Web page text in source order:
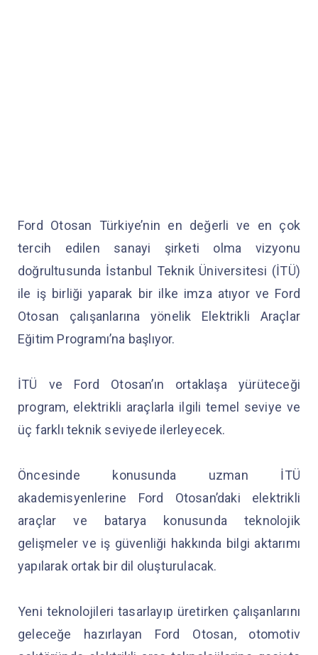
Ford Otosan Türkiye’nin en değerli ve en çok
tercih edilen sanayi şirketi olma vizyonu
doğrultusunda İstanbul Teknik Üniversitesi (İTÜ)
ile iş birliği yaparak bir ilke imza atıyor ve Ford
Otosan çalışanlarına yönelik Elektrikli Araçlar
Eğitim Programı’na başlıyor.
İTÜ ve Ford Otosan’ın ortaklaşa yürüteceği
program, elektrikli araçlarla ilgili temel seviye ve
üç farklı teknik seviyede ilerleyecek.
Öncesinde konusunda uzman İTÜ
akademisyenlerine Ford Otosan’daki elektrikli
araçlar ve batarya konusunda teknolojik
gelişmeler ve iş güvenliği hakkında bilgi aktarımı
yapılarak ortak bir dil oluşturulacak.
Yeni teknolojileri tasarlayıp üretirken çalışanlarını
geleceğe hazırlayan Ford Otosan, otomotiv